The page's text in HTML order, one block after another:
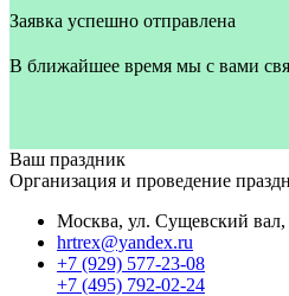
Заявка успешно отправлена
В ближайшее время мы с вами
Ваш праздник
Организация и проведение
Москва, ул. Сущевский вал,
hrtrex@yandex.ru
+7 (929) 577-23-08
+7 (495) 792-02-24